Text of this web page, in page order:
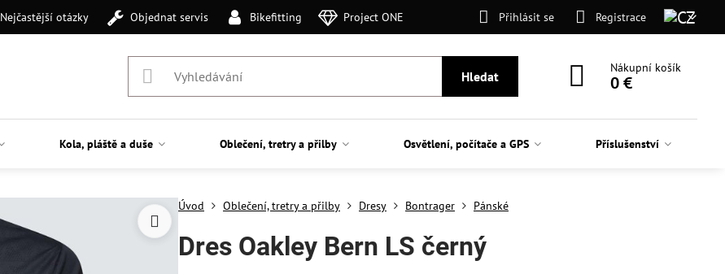
Nejčastější otázky Objednat servis Bikefitting Project ONE Přihlásit se Registrace
Hledat
Nákupní košík
0 €
Kola, pláště a duše Oblečení, tretry a přilby Osvětlení, počítače a GPS Příslušenství
Úvod Oblečení, tretry a přilby Dresy Bontrager Pánské
Dres Oakley Bern LS černý